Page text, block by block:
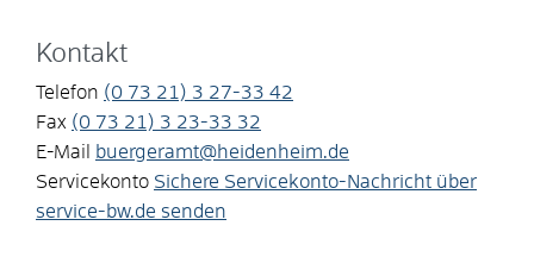
Kontakt
Telefon (0 73 21) 3 27-33 42
Fax (0 73 21) 3 23-33 32
E-Mail
buergeramt@heidenheim.de
Servicekonto Sichere Servicekonto-Nachricht über
service-bw.de senden